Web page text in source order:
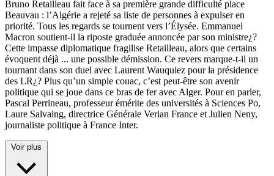
Bruno Retailleau fait face à sa première grande difficulté place
Beauvau : l’Algérie a rejeté sa liste de personnes à expulser en
priorité. Tous les regards se tournent vers l’Élysée. Emmanuel
Macron soutient-il la riposte graduée annoncée par son ministre¿?
Cette impasse diplomatique fragilise Retailleau, alors que certains
évoquent déjà ... une possible démission. Ce revers marque-t-il un
tournant dans son duel avec Laurent Wauquiez pour la présidence
des LR¿? Plus qu’un simple couac, c’est peut-être son avenir
politique qui se joue dans ce bras de fer avec Alger. Pour en parler,
Pascal Perrineau, professeur émérite des universités à Sciences Po,
Laure Salvaing, directrice Générale Verian France et Julien Neny,
journaliste politique à France Inter.
Voir plus